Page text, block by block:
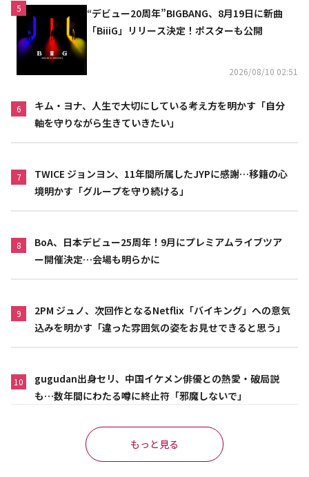
5
“デビュー20周年”BIGBANG、8月19日に新曲
「BiiiG」リリース決定！ポスターも公開
2026/08/10 02:51
6
キム・ヨナ、人生で大切にしている考え方を明かす「自分
軸を守りながら生きていきたい」
7
TWICE ジョンヨン、11年間所属したJYPに感謝…移籍の心
境明かす「グループを守り続ける」
8
BoA、日本デビュー25周年！9月にプレミアムライブツア
ー開催決定…会場も明らかに
9
2PM ジュノ、次回作となるNetflix「バイキング」への意気
込みを明かす「違った雰囲気の姿をお見せできると思う」
10
gugudan出身セリ、中国イケメン俳優との熱愛・破局説
も…数年間にわたる噂に終止符「邪魔しないで」
もっと見る